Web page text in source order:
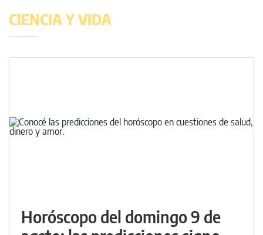
CIENCIA Y VIDA
Horóscopo del domingo 9 de